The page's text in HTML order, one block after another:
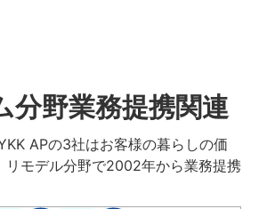
分野業務提携関連
APの3社はお客様の暮らしの価
リモデル分野で2002年から業務提携